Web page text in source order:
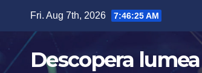
content
Fri. Aug 7th, 2026 7:46:26 AM
Descopera lumea